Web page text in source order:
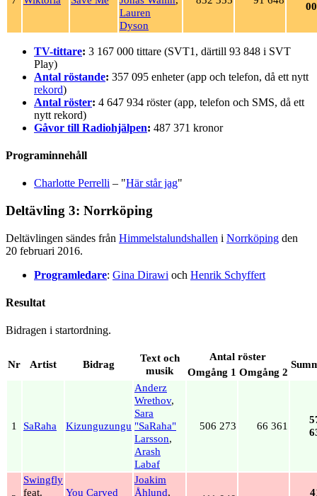
Lauren
Dyson
TV-tittare: 3 167 000 tittare (SVT1, därtill 93 848 i SVT
Play)
Antal röstande: 357 095 enheter (app och telefon, då ett nytt
rekord)
Antal röster: 4 647 934 röster (app, telefon och SMS, då ett
nytt rekord)
Gåvor till Radiohjälpen: 487 371 kronor
Programinnehåll
Charlotte Perrelli – "Här står jag"
Deltävling 3: Norrköping
Deltävlingen sändes från Himmelstalundshallen i Norrköping den
20 februari 2016.
Programledare: Gina Dirawi och Henrik Schyffert
Resultat
Bidragen i startordning.
Nr Artist Bidrag
Text och
musik
Antal röster
Omgång 1 Omgång 2
1 SaRaha Kizunguzungu
Anderz
Wrethov,
Sara
"SaRaha"
Larsson,
Arash
Labaf
506 273 66 361
Swingfly
feat.
You Carved
Joakim
Åhlund,